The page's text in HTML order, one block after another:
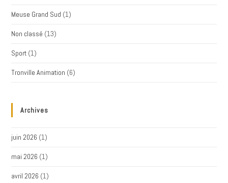
Meuse Grand Sud (1)
Non classé (13)
Sport (1)
Tronville Animation (6)
Archives
juin 2026 (1)
mai 2026 (1)
avril 2026 (1)